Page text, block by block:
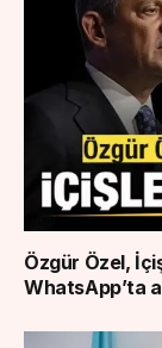
Özgür Özel,
WhatsApp’ta